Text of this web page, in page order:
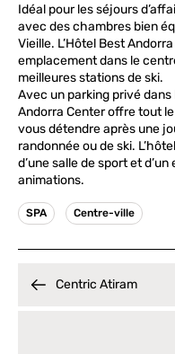
Idéal pour les séjours
avec des chambres bien
Vieille. L’Hôtel Best
emplacement dans le
meilleures stations de ski.
Avec un parking privé dans
Andorra Center offre tout
vous détendre après une
randonnée ou de ski.
d’une salle de sport et
animations.
SPA Centre-ville
Centric Atiram